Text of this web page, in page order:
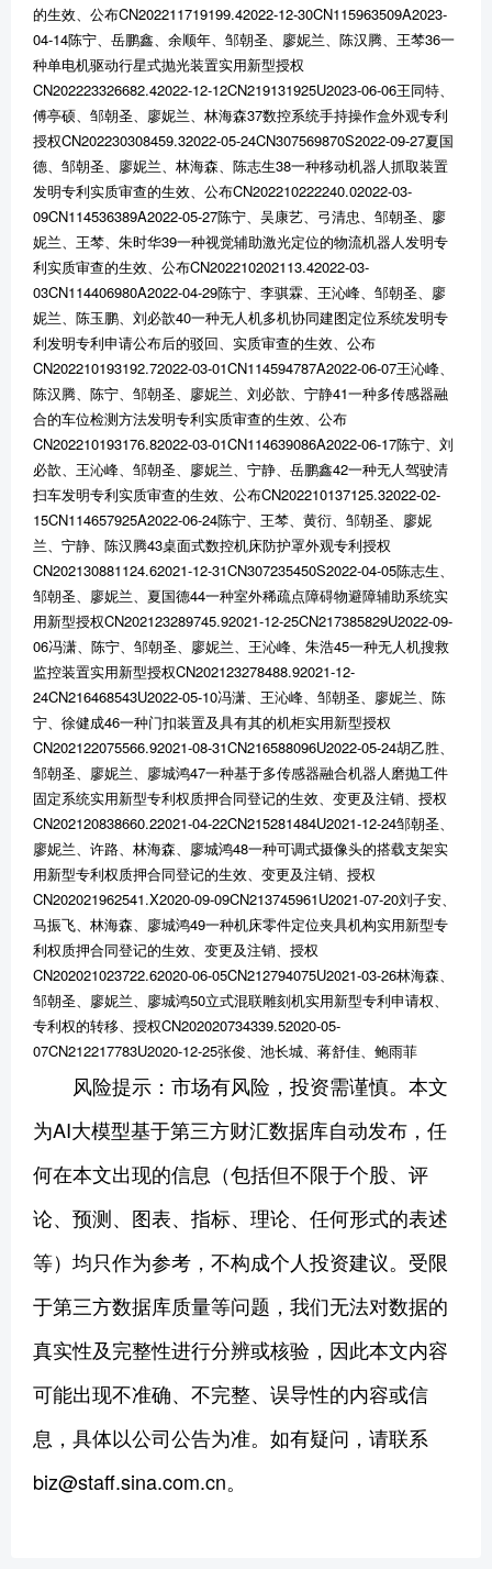
的生效、公布CN202211719199.42022-12-30CN115963509A2023-
04-14陈宁、岳鹏鑫、余顺年、邹朝圣、廖妮兰、陈汉腾、王棽36一
种单电机驱动行星式抛光装置实用新型授权
CN202223326682.42022-12-12CN219131925U2023-06-06王同特、
傅亭硕、邹朝圣、廖妮兰、林海森37数控系统手持操作盒外观专利
授权CN202230308459.32022-05-24CN307569870S2022-09-27夏国
德、邹朝圣、廖妮兰、林海森、陈志生38一种移动机器人抓取装置
发明专利实质审查的生效、公布CN202210222240.02022-03-
09CN114536389A2022-05-27陈宁、吴康艺、弓清忠、邹朝圣、廖
妮兰、王棽、朱时华39一种视觉辅助激光定位的物流机器人发明专
利实质审查的生效、公布CN202210202113.42022-03-
03CN114406980A2022-04-29陈宁、李骐霖、王沁峰、邹朝圣、廖
妮兰、陈玉鹏、刘必歆40一种无人机多机协同建图定位系统发明专
利发明专利申请公布后的驳回、实质审查的生效、公布
CN202210193192.72022-03-01CN114594787A2022-06-07王沁峰、
陈汉腾、陈宁、邹朝圣、廖妮兰、刘必歆、宁静41一种多传感器融
合的车位检测方法发明专利实质审查的生效、公布
CN202210193176.82022-03-01CN114639086A2022-06-17陈宁、刘
必歆、王沁峰、邹朝圣、廖妮兰、宁静、岳鹏鑫42一种无人驾驶清
扫车发明专利实质审查的生效、公布CN202210137125.32022-02-
15CN114657925A2022-06-24陈宁、王棽、黄衍、邹朝圣、廖妮
兰、宁静、陈汉腾43桌面式数控机床防护罩外观专利授权
CN202130881124.62021-12-31CN307235450S2022-04-05陈志生、
邹朝圣、廖妮兰、夏国德44一种室外稀疏点障碍物避障辅助系统实
用新型授权CN202123289745.92021-12-25CN217385829U2022-09-
06冯潇、陈宁、邹朝圣、廖妮兰、王沁峰、朱浩45一种无人机搜救
监控装置实用新型授权CN202123278488.92021-12-
24CN216468543U2022-05-10冯潇、王沁峰、邹朝圣、廖妮兰、陈
宁、徐健成46一种门扣装置及具有其的机柜实用新型授权
CN202122075566.92021-08-31CN216588096U2022-05-24胡乙胜、
邹朝圣、廖妮兰、廖城鸿47一种基于多传感器融合机器人磨抛工件
固定系统实用新型专利权质押合同登记的生效、变更及注销、授权
CN202120838660.22021-04-22CN215281484U2021-12-24邹朝圣、
廖妮兰、许路、林海森、廖城鸿48一种可调式摄像头的搭载支架实
用新型专利权质押合同登记的生效、变更及注销、授权
CN202021962541.X2020-09-09CN213745961U2021-07-20刘子安、
马振飞、林海森、廖城鸿49一种机床零件定位夹具机构实用新型专
利权质押合同登记的生效、变更及注销、授权
CN202021023722.62020-06-05CN212794075U2021-03-26林海森、
邹朝圣、廖妮兰、廖城鸿50立式混联雕刻机实用新型专利申请权、
专利权的转移、授权CN202020734339.52020-05-
07CN212217783U2020-12-25张俊、池长城、蒋舒佳、鲍雨菲
风险提示：市场有风险，投资需谨慎。本文
为AI大模型基于第三方财汇数据库自动发布，任
何在本文出现的信息（包括但不限于个股、评
论、预测、图表、指标、理论、任何形式的表述
等）均只作为参考，不构成个人投资建议。受限
于第三方数据库质量等问题，我们无法对数据的
真实性及完整性进行分辨或核验，因此本文内容
可能出现不准确、不完整、误导性的内容或信
息，具体以公司公告为准。如有疑问，请联系
biz@staff.sina.com.cn。